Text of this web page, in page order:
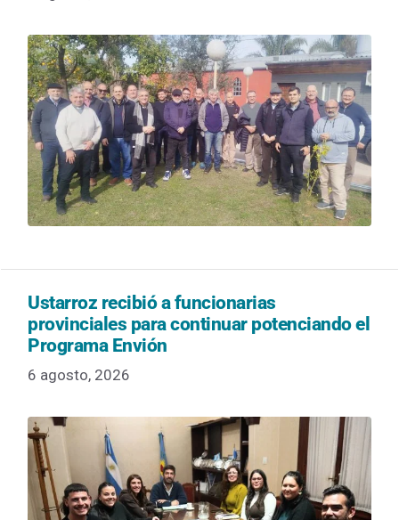
Ustarroz recibió a funcionarias
provinciales para continuar potenciando el
Programa Envión
6 agosto, 2026